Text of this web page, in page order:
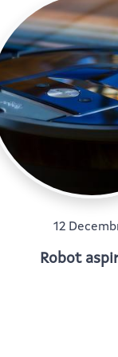
12
Robot